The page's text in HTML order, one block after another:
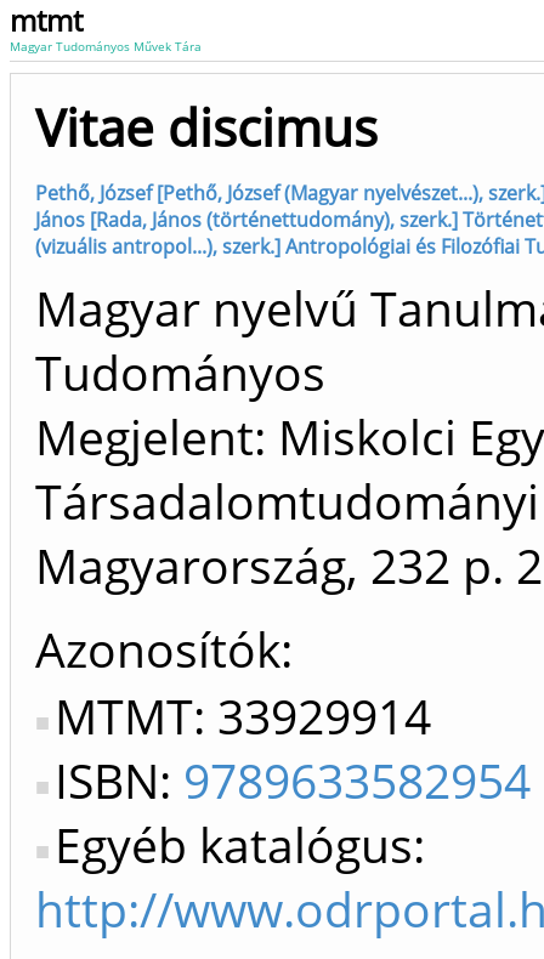
mtmt
Magyar Tudományos Művek Tára
Vitae discimus
Pethő, József [Pethő, József (Magyar nyelvészet...),
János [Rada, János (történettudomány), szerk.]
(vizuális antropol...), szerk.] Antropológiai és Filozófiai
Magyar nyelvű
Tudományos
Megjelent: Miskolci
Magyarország, 232 p.
Azonosítók
MTMT: 33929914
ISBN: 9789633582954
Egyéb katalógus:
http://